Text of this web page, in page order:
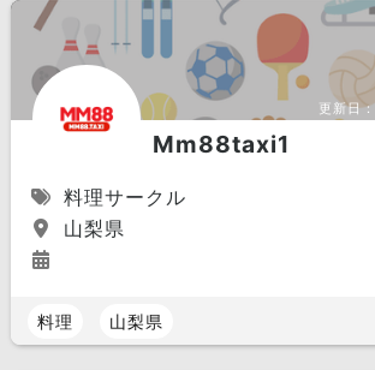
更新日：
Mm88taxi1
料理サークル
山梨県
料理 山梨県